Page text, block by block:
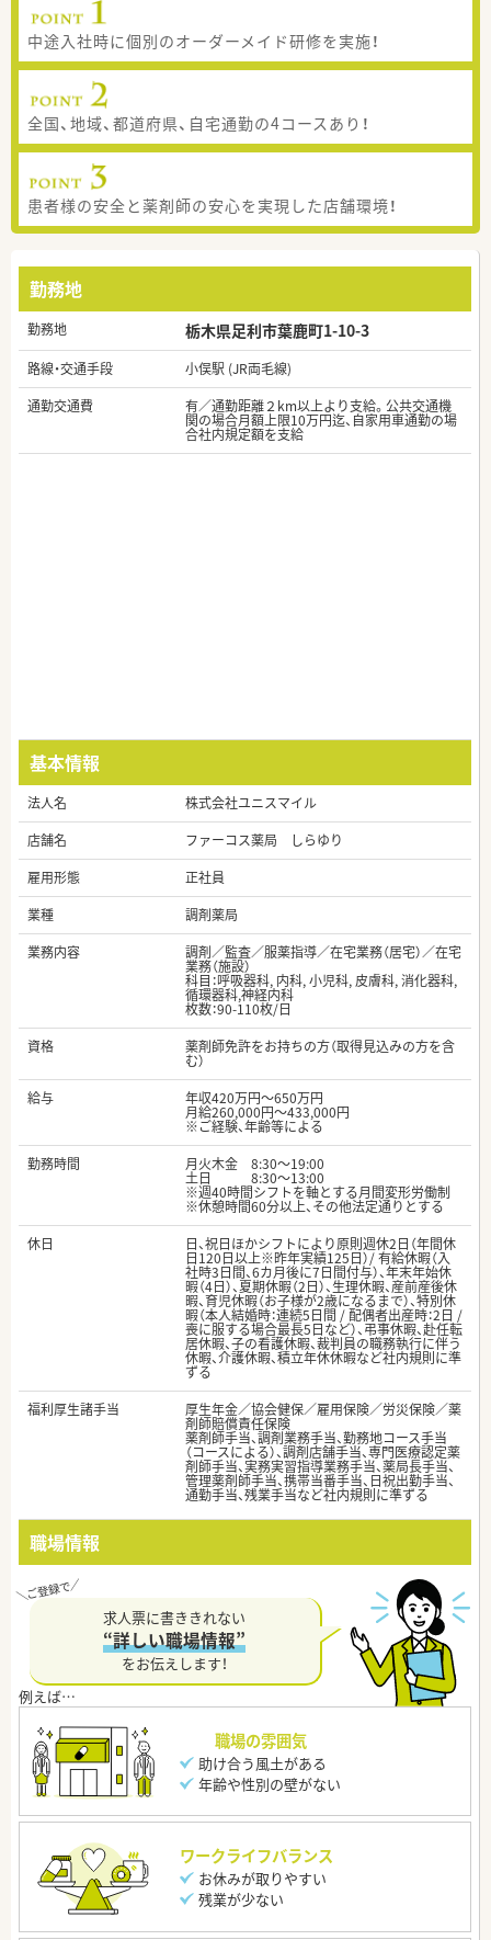
中途入社時に個別のオーダーメイド研修を実施！
全国、地域、都道府県、自宅通勤の4コースあり！
患者様の安全と薬剤師の安心を実現した店舗環境！
勤務地
勤務地 栃木県足利市葉鹿町1-10-3
路線・交通手段
小俣駅 (JR両毛線)
通勤交通費
有／通勤距離２km以上より支給。公共交通機
関の場合月額上限10万円迄、自家用車通勤の場
合社内規定額を支給
基本情報
法人名
株式会社ユニスマイル
店舗名
ファーコス薬局 しらゆり
雇用形態
正社員
業種
調剤薬局
業務内容
調剤／監査／服薬指導／在宅業務（居宅）／在宅
業務（施設）
科目：呼吸器科, 内科, 小児科, 皮膚科, 消化器科,
循環器科,神経内科
枚数：90-110枚/日
資格
薬剤師免許をお持ちの方（取得見込みの方を含
む）
給与
年収420万円～650万円
月給260,000円～433,000円
※ご経験、年齢等による
勤務時間
月火木金 8:30～19:00
土日 8:30～13:00
※週40時間シフトを軸とする月間変形労働制
※休憩時間60分以上、その他法定通りとする
休日
日、祝日ほかシフトにより原則週休2日（年間休
日120日以上※昨年実績125日）/ 有給休暇（入
社時3日間、6カ月後に7日間付与）、年末年始休
暇（4日）、夏期休暇（2日）、生理休暇、産前産後休
暇、育児休暇（お子様が2歳になるまで）、特別休
暇（本人結婚時：連続5日間 / 配偶者出産時：2日 /
喪に服する場合最長5日など）、弔事休暇、赴任転
居休暇、子の看護休暇、裁判員の職務執行に伴う
休暇、介護休暇、積立年休休暇など社内規則に準
ずる
福利厚生諸手当
厚生年金／協会健保／雇用保険／労災保険／薬
剤師賠償責任保険
薬剤師手当、調剤業務手当、勤務地コース手当
（コースによる）、調剤店舗手当、専門医療認定薬
剤師手当、実務実習指導業務手当、薬局長手当、
管理薬剤師手当、携帯当番手当、日祝出勤手当、
通勤手当、残業手当など社内規則に準ずる
職場情報
求人票に書ききれない
“詳しい職場情報”
をお伝えします！
職場の雰囲気
助け合う風土がある
年齢や性別の壁がない
ワークライフバランス
お休みが取りやすい
残業が少ない